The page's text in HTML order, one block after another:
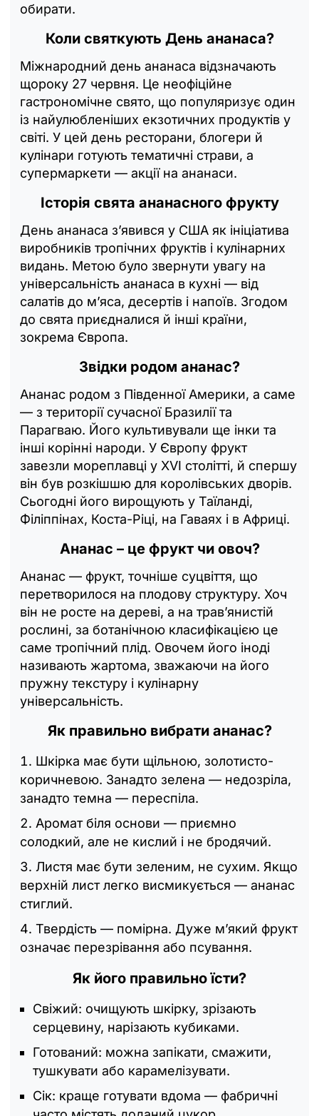
обирати.
Коли святкують День ананаса?
Міжнародний день ананаса відзначають
щороку 27 червня. Це неофіційне
гастрономічне свято, що популяризує один
із найулюбленіших екзотичних продуктів у
світі. У цей день ресторани, блогери й
кулінари готують тематичні страви, а
супермаркети — акції на ананаси.
Історія свята ананасного фрукту
День ананаса з’явився у США як ініціатива
виробників тропічних фруктів і кулінарних
видань. Метою було звернути увагу на
універсальність ананаса в кухні — від
салатів до м’яса, десертів і напоїв. Згодом
до свята приєдналися й інші країни,
зокрема Європа.
Звідки родом ананас?
Ананас родом з Південної Америки, а саме
— з території сучасної Бразилії та
Парагваю. Його культивували ще інки та
інші корінні народи. У Європу фрукт
завезли мореплавці у XVI столітті, й спершу
він був розкішшю для королівських дворів.
Сьогодні його вирощують у Таїланді,
Філіппінах, Коста-Ріці, на Гаваях і в Африці.
Ананас – це фрукт чи овоч?
Ананас — фрукт, точніше суцвіття, що
перетворилося на плодову структуру. Хоч
він не росте на дереві, а на трав’янистій
рослині, за ботанічною класифікацією це
саме тропічний плід. Овочем його іноді
називають жартома, зважаючи на його
пружну текстуру і кулінарну
універсальність.
Як правильно вибрати ананас?
Шкірка має бути щільною, золотисто-
коричневою. Занадто зелена — недозріла,
занадто темна — переспіла.
Аромат біля основи — приємно
солодкий, але не кислий і не бродячий.
Листя має бути зеленим, не сухим. Якщо
верхній лист легко висмикується — ананас
стиглий.
Твердість — помірна. Дуже м’який фрукт
означає перезрівання або псування.
Як його правильно їсти?
Свіжий: очищують шкірку, зрізають
серцевину, нарізають кубиками.
Готований: можна запікати, смажити,
тушкувати або карамелізувати.
Сік: краще готувати вдома — фабричні